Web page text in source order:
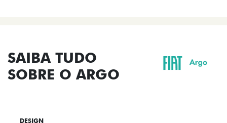
SAIBA TUDO
SOBRE O ARGO
DESIGN